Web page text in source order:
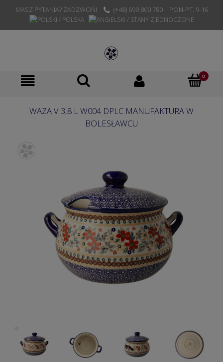
MASZ PYTANIA? ZADZWOŃ! (+48) 690 800 780 | PON-PT. 9-16
WAZA V 3,8 L W004 DPLC MANUFAKTURA W
BOLESŁAWCU